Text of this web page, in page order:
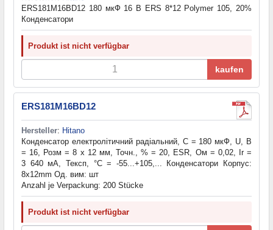
ERS181M16BD12 180 мкФ 16 В ERS 8*12 Polymer 105, 20%
Конденсатори
Produkt ist nicht verfügbar
kaufen
ERS181M16BD12
Hersteller: Hitano
Конденсатор електролітичний радіальний, С = 180 мкФ, U, В
= 16, Розм = 8 x 12 мм, Точн., % = 20, ESR, Ом = 0,02, Ir =
3 640 мА, Тексп, °C = -55...+105,... Конденсатори Корпус:
8x12mm Од. вим: шт
Anzahl je Verpackung: 200 Stücke
Produkt ist nicht verfügbar